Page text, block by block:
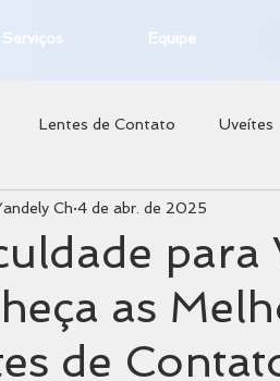
Serviços Equipe
Lentes de Contato Uveítes
Cirurgia Refrativa
para
as
de
Ch 4 de abr. de 2025